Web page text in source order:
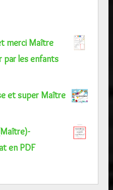
merci Maître
par les enfants
et super Maître
en PDF